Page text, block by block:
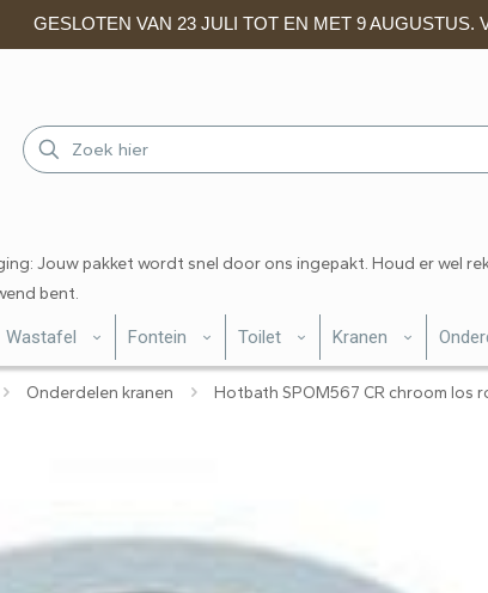
GESLOTEN VAN 23 JULI TOT EN MET 9 AUGUSTUS.
Jouw pakket wordt snel door ons ingepakt. Houd er wel
bent.
Wastafel Fontein Toilet Kranen
Onderdelen kranen Hotbath SPOM567 CR chroom los